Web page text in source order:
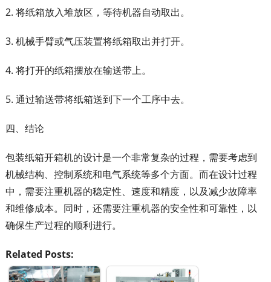
2. 将纸箱放入堆放区，等待机器自动取出。
3. 机械手臂或气压装置将纸箱取出并打开。
4. 将打开的纸箱摆放在输送带上。
5. 通过输送带将纸箱送到下一个工序中去。
四、结论
包装纸箱开箱机的设计是一个非常复杂的过程，需要考虑到
机械结构、控制系统和电气系统等多个方面。而在设计过程
中，需要注重机器的稳定性、速度和精度，以及减少故障率
和维修成本。同时，还需要注重机器的安全性和可靠性，以
确保生产过程的顺利进行。
Related Posts: